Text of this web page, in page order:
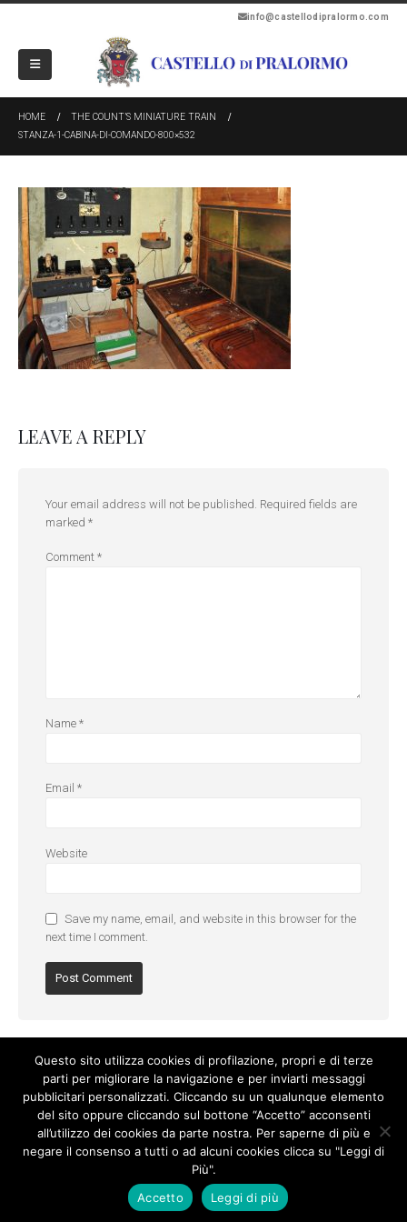
info@castellodipralormo.com
HOME
THE COUNT’S MINIATURE TRAIN
STANZA-1-CABINA-DI-COMANDO-800×532
LEAVE A REPLY
Your email address will not be published. Required fields are
marked *
Comment *
Name *
Email *
Website
Save my name, email, and website in this browser for the
next time I comment.
Privacy Policy
© Copyright 2017. All Rights Reserved.
Questo sito utilizza cookies di profilazione, propri e di terze
parti per migliorare la navigazione e per inviarti messaggi
pubblicitari personalizzati. Cliccando su un qualunque elemento
del sito oppure cliccando sul bottone “Accetto” acconsenti
all’utilizzo dei cookies da parte nostra. Per saperne di più e
negare il consenso a tutti o ad alcuni cookies clicca su "Leggi di
Più".
Accetto
Leggi di più